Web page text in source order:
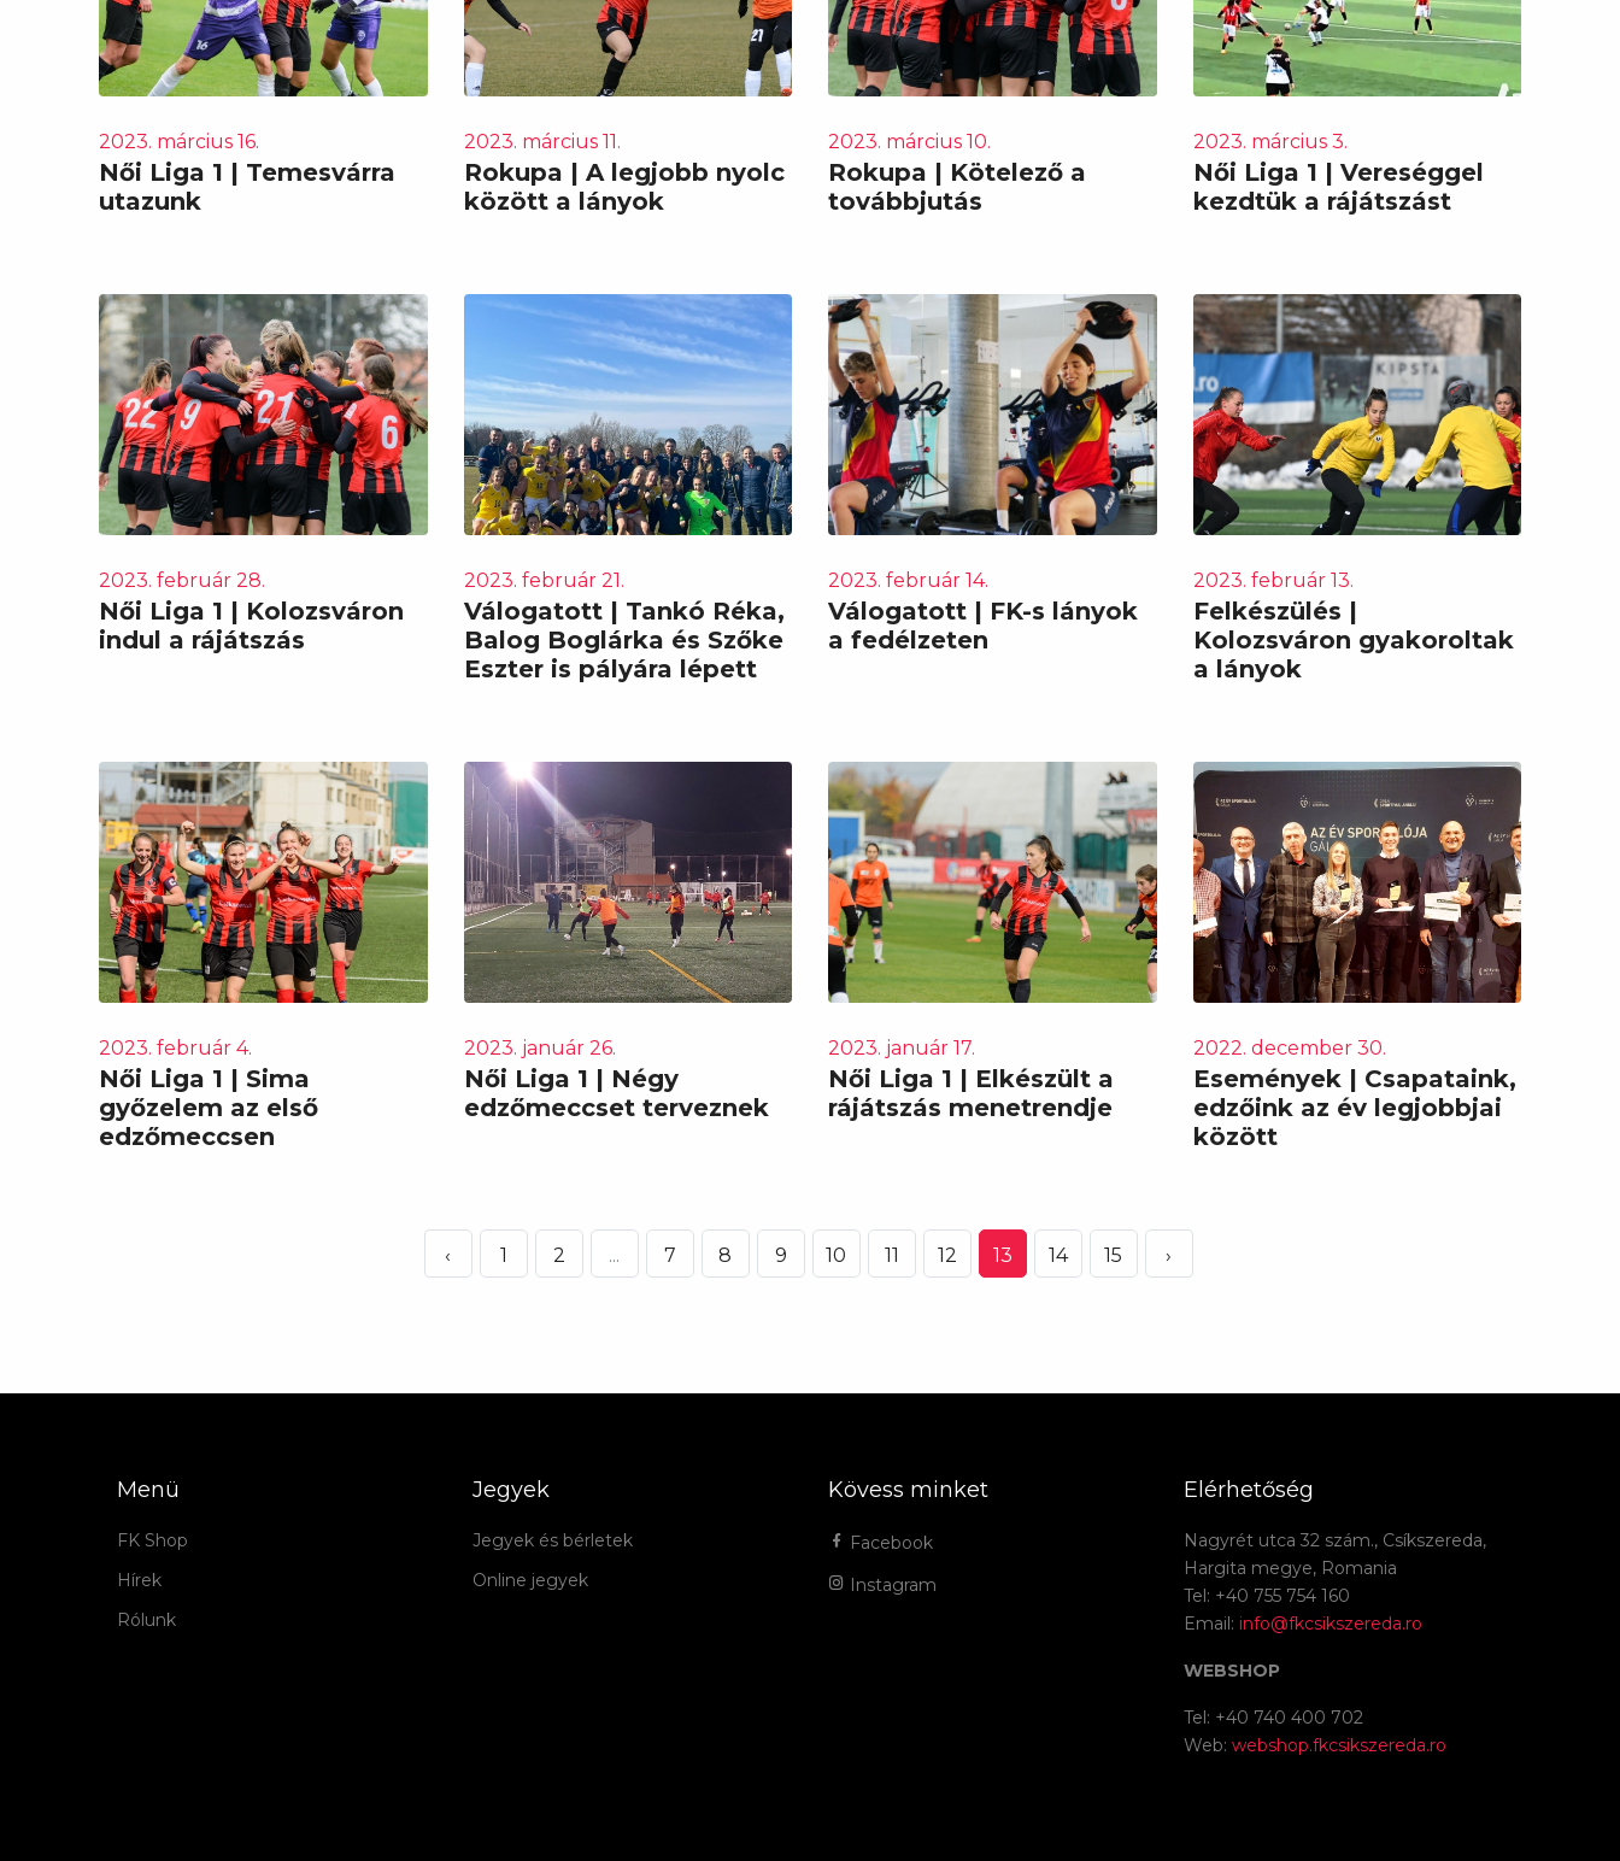
2023. március 16.
Női Liga 1 | Temesvárra
utazunk
2023. március 11.
Rokupa | A legjobb nyolc
között a lányok
2023. március 10.
Rokupa | Kötelező a
továbbjutás
2023. március 3.
Női Liga 1 | Vereséggel
kezdtük a rájátszást
2023. február 28.
Női Liga 1 | Kolozsváron
indul a rájátszás
2023. február 21.
Válogatott | Tankó Réka,
Balog Boglárka és Szőke
Eszter is pályára lépett
2023. február 14.
Válogatott | FK-s lányok
a fedélzeten
2023. február 13.
Felkészülés |
Kolozsváron gyakoroltak
a lányok
2023. február 4.
Női Liga 1 | Sima
győzelem az első
edzőmeccsen
2023. január 26.
Női Liga 1 | Négy
edzőmeccset terveznek
2023. január 17.
Női Liga 1 | Elkészült a
rájátszás menetrendje
2022. december 30.
Események | Csapataink,
edzőink az év legjobbjai
között
‹ 1 2 ... 7 8 9 10 11 12 13 14 15 ›
Menü
FK Shop
Hírek
Rólunk
Jegyek
Jegyek és bérletek
Online jegyek
Kövess minket
Facebook
Instagram
Elérhetőség
Nagyrét utca 32 szám., Csíkszereda,
Hargita megye, Romania
Tel: +40 755 754 160
Email: info@fkcsikszereda.ro
WEBSHOP
Tel: +40 740 400 702
Web: webshop.fkcsikszereda.ro